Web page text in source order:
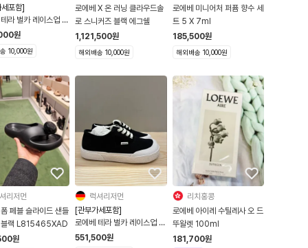
포함]
라 벌카 레이스업 스
원
10,000원
로에베 X 온 러닝 클라우드솔
로 스니커즈 블랙 에그쉘
1,121,500원
해외배송 10,000원
로에베 미니어처 퍼퓸 향수 세
트 5 X 7ml
185,500원
해외배송 10,000원
리저먼
페블 슬라이드 샌들
블랙 L815465XAD
원
럭셔리저먼
[관부가세포함]
로에베 테라 벌카 레이스업 캔
버스 스니커즈 BLACK
551,500원
리치홍콩
로에베 아이레 수틸레사 오 드
뚜왈렛 100ml
181,700원